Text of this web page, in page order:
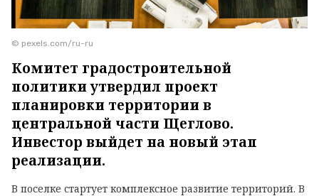
© pexels.com/ru-ru
Комитет градостроительной
политики утвердил проект
планировки территории в
центральной части Щеглово.
Инвестор выйдет на новый этап
реализации.
В поселке стартует комплексное развитие территорий. В